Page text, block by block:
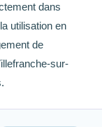
dans
utilisation en
de
sur-